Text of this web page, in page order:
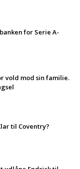
for Serie A-
vold mod sin familie.
til Coventry?